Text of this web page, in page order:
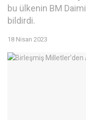
bu ülkenin BM
bildirdi.
18 Nisan 2023